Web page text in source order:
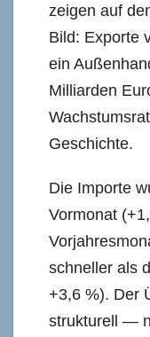
zeigen auf
Bild: Exporte
ein
Milliarden
Geschichte.
Die Importe
Vormonat
schneller als
+3,6 %). Der
strukturell —